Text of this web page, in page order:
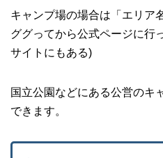
キャンプ場の場合は「エリア
ググってから公式ページに行
サイトにもある)
国立公園などにある公営のキ
できます。